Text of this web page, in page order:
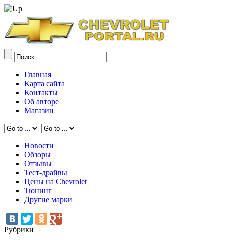
Главная
Карта сайта
Контакты
Об авторе
Магазин
Новости
Обзоры
Отзывы
Тест-драйвы
Цены на Chevrolet
Тюнинг
Другие марки
Рубрики